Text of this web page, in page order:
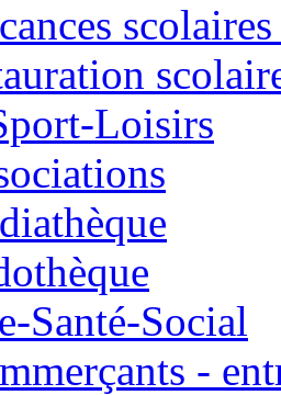
Loisirs
Santé-Social
-